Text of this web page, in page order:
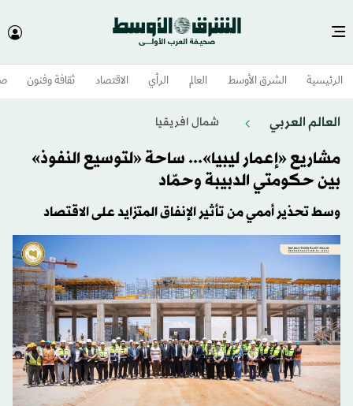
الرئيسية الشرق الأوسط​ العالم الرأي الاقتصاد ثقافة وفنون
العالم العربي شمال افريقيا
مشاريع «إعمار ليبيا»... ساحة «لتوسيع النفوذ»
بين حكومتي الدبيبة وحمّاد
وسط تحذير أممي من تأثير الإنفاق المتزايد على الاقتصاد